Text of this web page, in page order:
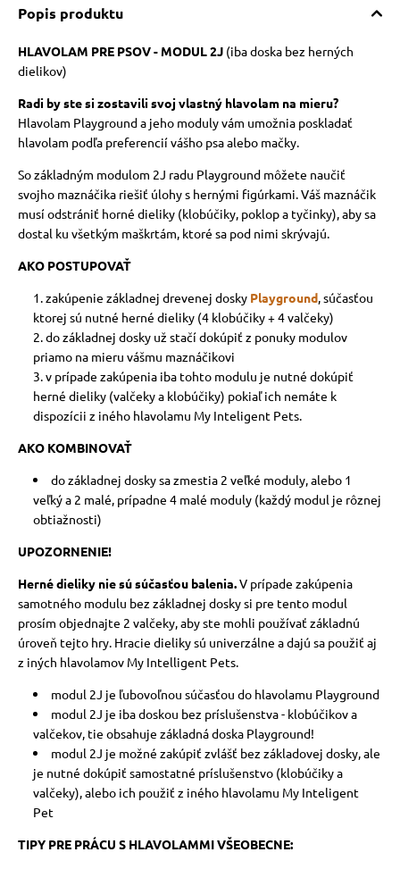
Popis produktu
HLAVOLAM PRE PSOV - MODUL 2J(iba doska bez herných
dielikov)
Radi by ste si zostavili svoj vlastný hlavolam na mieru?
Hlavolam Playground a jeho moduly vám umožnia poskladať
hlavolam podľa preferencií vášho psa alebo mačky.
So základným modulom 2J radu Playground môžete naučiť
svojho maznáčika riešiť úlohy s hernými figúrkami. Váš maznáčik
musí odstrániť horné dieliky (klobúčiky, poklop a tyčinky), aby sa
dostal ku všetkým maškrtám, ktoré sa pod nimi skrývajú.
AKO POSTUPOVAŤ
zakúpenie základnej drevenej dosky Playground, súčasťou
ktorej sú nutné herné dieliky (4 klobúčiky + 4 valčeky)
do základnej dosky už stačí dokúpiť z ponuky modulov
priamo na mieru vášmu maznáčikovi
v prípade zakúpenia iba tohto modulu je nutné dokúpiť
herné dieliky (valčeky a klobúčiky) pokiaľ ich nemáte k
dispozícii z iného hlavolamu My Inteligent Pets.
AKO KOMBINOVAŤ
do základnej dosky sa zmestia 2 veľké moduly, alebo 1
veľký a 2 malé, prípadne 4 malé moduly (každý modul je rôznej
obtiažnosti)
UPOZORNENIE!
Herné dieliky nie sú súčasťou balenia.V prípade zakúpenia
samotného modulu bez základnej dosky si pre tento modul
prosím objednajte 2 valčeky, aby ste mohli používať základnú
úroveň tejto hry. Hracie dieliky sú univerzálne a dajú sa použiť aj
z iných hlavolamov My Intelligent Pets.
modul 2J je ľubovoľnou súčasťou do hlavolamu Playground
modul 2J je iba doskou bez príslušenstva - klobúčikov a
valčekov, tie obsahuje základná doska Playground!
modul 2J je možné zakúpiť zvlášť bez základovej dosky, ale
je nutné dokúpiť samostatné príslušenstvo (klobúčiky a
valčeky), alebo ich použiť z iného hlavolamu My Inteligent
Pet
TIPY PRE PRÁCU S HLAVOLAMMI VŠEOBECNE: